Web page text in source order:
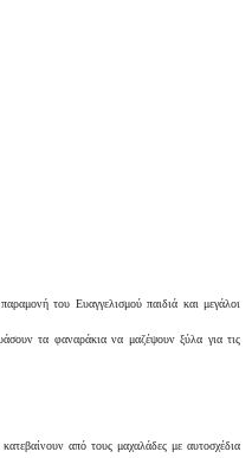
του Ευαγγελισμού παιδιά και μεγάλοι
τα φαναράκια να μαζέψουν ξύλα για τις
από τους μαχαλάδες με αυτοσχέδια